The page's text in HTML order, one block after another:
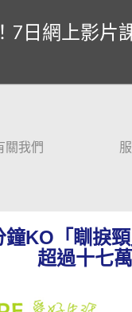
關我們
鐘KO「瞓捩
超過十七
7日網上影片